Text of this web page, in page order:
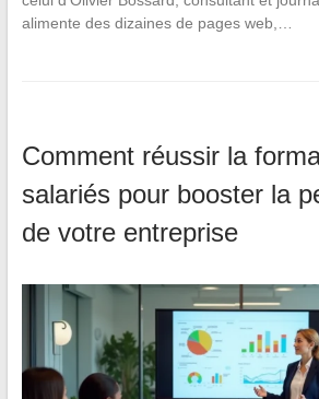
alimente des dizaines de pages web,…
Comment réussir la
salariés pour booster la
de votre entreprise